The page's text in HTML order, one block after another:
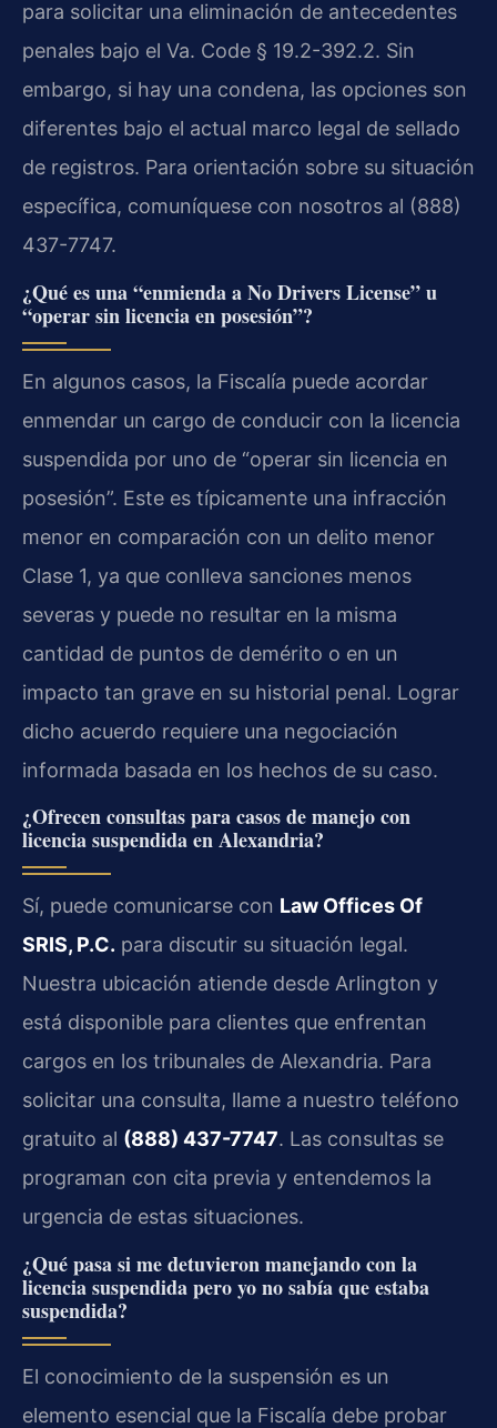
para solicitar una eliminación de antecedentes
penales bajo el Va. Code § 19.2-392.2. Sin
embargo, si hay una condena, las opciones son
diferentes bajo el actual marco legal de sellado
de registros. Para orientación sobre su situación
específica, comuníquese con nosotros al (888)
437-7747.
¿Qué es una “enmienda a No Drivers License” u
“operar sin licencia en posesión”?
En algunos casos, la Fiscalía puede acordar
enmendar un cargo de conducir con la licencia
suspendida por uno de “operar sin licencia en
posesión”. Este es típicamente una infracción
menor en comparación con un delito menor
Clase 1, ya que conlleva sanciones menos
severas y puede no resultar en la misma
cantidad de puntos de demérito o en un
impacto tan grave en su historial penal. Lograr
dicho acuerdo requiere una negociación
informada basada en los hechos de su caso.
¿Ofrecen consultas para casos de manejo con
licencia suspendida en Alexandria?
Sí, puede comunicarse con Law Offices Of
SRIS, P.C. para discutir su situación legal.
Nuestra ubicación atiende desde Arlington y
está disponible para clientes que enfrentan
cargos en los tribunales de Alexandria. Para
solicitar una consulta, llame a nuestro teléfono
gratuito al (888) 437-7747. Las consultas se
programan con cita previa y entendemos la
urgencia de estas situaciones.
¿Qué pasa si me detuvieron manejando con la
licencia suspendida pero yo no sabía que estaba
suspendida?
El conocimiento de la suspensión es un
elemento esencial que la Fiscalía debe probar